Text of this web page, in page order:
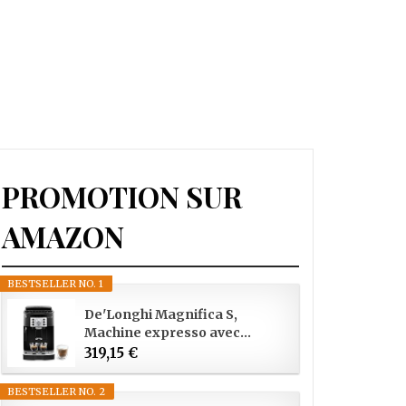
PROMOTION SUR
AMAZON
BESTSELLER NO. 1
De'Longhi Magnifica S,
Machine expresso avec...
319,15 €
BESTSELLER NO. 2